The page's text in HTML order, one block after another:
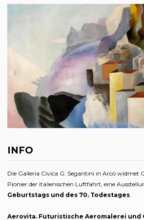
INFO
Die Galleria Civica G. Segantini in Arco widmet
Pionier der italienischen Luftfahrt, eine
Geburtstags und des 70. Todestages.
Aerovita. Futuristische Aeromalerei und